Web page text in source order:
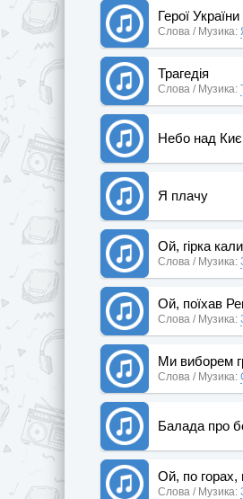
Герої України
Слова / Музика:
Трагедія
Слова / Музика:
Небо над
Я плачу
Ой, гірка
Слова / Музика:
Ой, поїхав
Слова / Музика:
Ми виборем
Слова / Музика:
Балада про
Ой, по горах,
Слова / Музика: